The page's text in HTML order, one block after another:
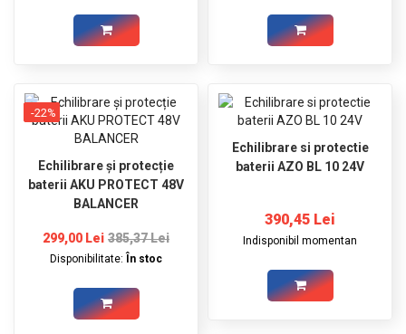
-22%
Echilibrare și protecție
baterii AKU PROTECT 48V
BALANCER
299,00 Lei 385,37 Lei
Disponibilitate: În stoc
Echilibrare si protectie
baterii AZO BL 10 24V
390,45 Lei
Indisponibil momentan